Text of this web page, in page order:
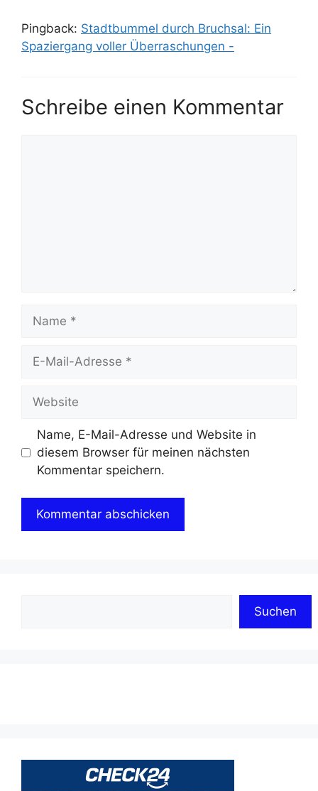
Pingback: Stadtbummel durch Bruchsal: Ein
Spaziergang voller Überraschungen -
Schreibe einen Kommentar
Name
Website
Name, E-Mail-Adresse und Website in
diesem Browser für meinen nächsten
Kommentar speichern.
Suchen